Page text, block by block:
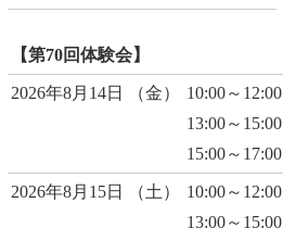
【第70回体験会】
2026年8月14日 （金）
10:00～12:00
13:00～15:00
15:00～17:00
2026年8月15日 （土）
10:00～12:00
13:00～15:00